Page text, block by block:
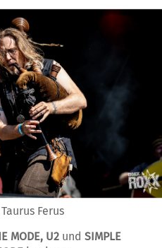
Taurus Ferus
MODE, U2 undSIMPLE